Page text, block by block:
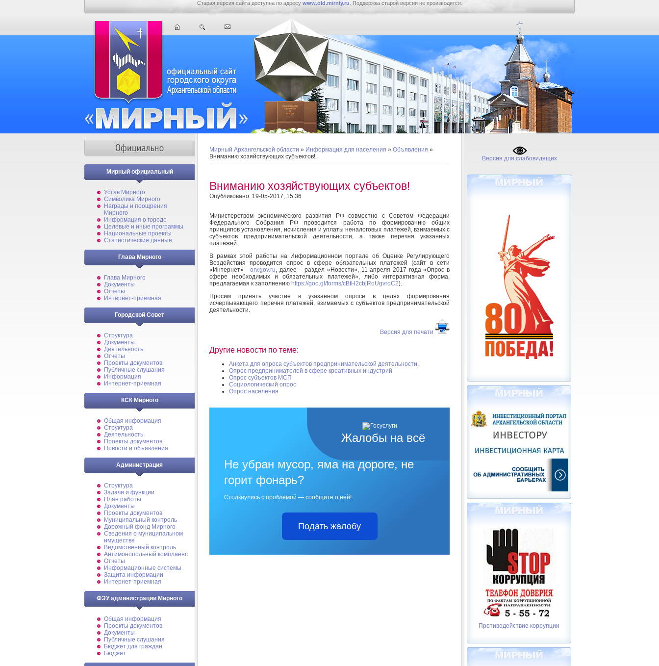
Старая версия сайта доступна по адресу www.old.mirniy.ru . Поддержка старой версии не производится.
Мирный официальный
Устав Мирного
Символика Мирного
Награды и поощрения
Мирного
Информация о городе
Целевые и иные программы
Национальные проекты
Статистические данные
Глава Мирного
Глава Мирного
Документы
Отчеты
Интернет-приемная
Городской Совет
Структура
Документы
Деятельность
Отчеты
Проекты документов
Публичные слушания
Информация
Интернет-приемная
КСК Мирного
Общая информация
Структура
Деятельность
Проекты документов
Новости и объявления
Администрация
Структура
Задачи и функции
План работы
Документы
Проекты документов
Муниципальный контроль
Дорожный фонд Мирного
Cведения о муниципальном
имуществе
Ведомственный контроль
Антимонопольный комплаенс
Отчеты
Информационные системы
Защита информации
Интернет-приемная
ФЭУ администрации Мирного
Общая информация
Проекты документов
Документы
Публичные слушания
Бюджет для граждан
Бюджет
Мирный Архангельской области » Информация для населения » Объявления »
Вниманию хозяйствующих субъектов!
Вниманию хозяйствующих субъектов!
Опубликовано: 19-05-2017, 15:36
Министерством экономического развития РФ совместно с Советом Федерации
Федерального Собрания РФ проводится работа по формированию общих
принципов установления, исчисления и уплаты неналоговых платежей, взимаемых с
субъектов предпринимательской деятельности, а также перечня указанных
платежей.
В рамках этой работы на Информационном портале об Оценке Регулирующего
Воздействия проводится опрос в сфере обязательных платежей (сайт в сети
«Интернет» -orv.gov.ru, далее – раздел «Новости», 11 апреля 2017 года «Опрос в
сфере необходимых и обязательных платежей», либо интерактивная форма,
предлагаемая к заполнению https://goo.gl/forms/cBtH2cbjRoUgvroC2).
Просим принять участие в указанном опросе в целях формирования
исчерпывающего перечня платежей, взимаемых с субъектов предпринимательской
деятельности.
Версия для печати
Другие новости по теме:
Анкета для опроса субъектов предпринимательской деятельности.
Опрос предпринимателей в сфере креативных индустрий
Опрос субъектов МСП
Социологический опрос
Опрос населения
Жалобы на всё
Не убран мусор, яма на дороге, не
горит фонарь?
Столкнулись с проблемой — сообщите о ней!
Подать жалобу
Версия для слабовидящих
Противодействие коррупции